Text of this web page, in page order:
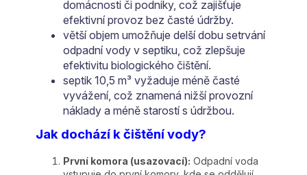
domácnosti či podniky, což zajišťuje
efektivní provoz bez časté údržby.
větší objem umožňuje delší dobu setrvání
odpadní vody v septiku, což zlepšuje
efektivitu biologického čištění.
septik 10,5 m³ vyžaduje méně časté
vyvážení, což znamená nižší provozní
náklady a méně starostí s údržbou.
Jak dochází k čištění vody?
První komora (usazovací): Odpadní voda